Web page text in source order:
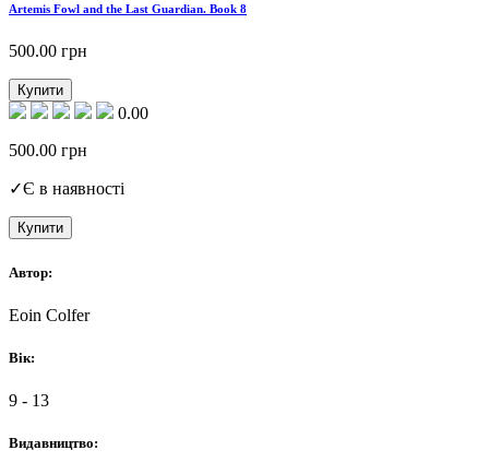
Artemis Fowl and the Last Guardian. Book 8
500.00 грн
Купити
0.00
500.00 грн
✓Є в наявності
Купити
Автор:
Eoin Colfer
Вік:
9 - 13
Видавництво: